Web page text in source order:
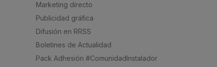
Marketing directo
Publicidad gráfica
Difusión en RRSS
Boletines de Actualidad
Pack Adhesión #ComunidadInstalador